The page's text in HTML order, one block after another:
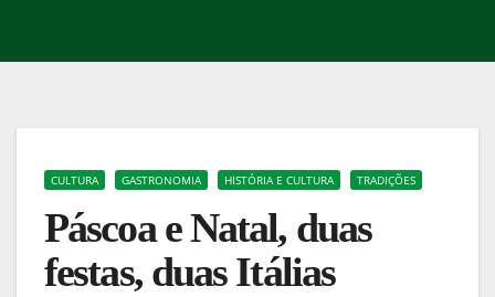
CULTURA GASTRONOMIA HISTÓRIA E CULTURA TRADIÇÕES
Páscoa e Natal, duas
festas, duas Itálias